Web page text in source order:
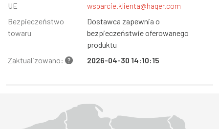
UE
wsparcie.klienta@hager.com
Bezpieczeństwo
towaru
Dostawca zapewnia o
bezpieczeństwie oferowanego
produktu
Zaktualizowano:
2026-04-30 14:10:15